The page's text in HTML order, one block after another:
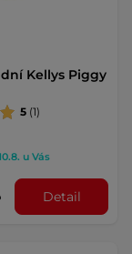
Kellys Piggy
5 (1)
u Vás
Detail